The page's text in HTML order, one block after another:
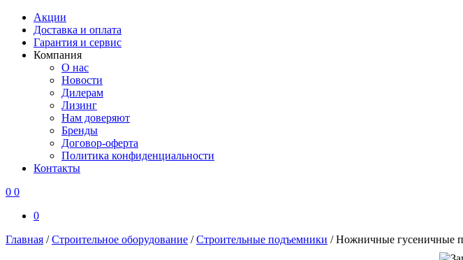
Акции
Доставка и оплата
Гарантия и сервис
Компания
О нас
Новости
Дилерам
Лизинг
Нам доверяют
Бренды
Договор-оферта
Политика конфиденциальности
Контакты
0 0
0
Главная /Строительное оборудование /Строительные подъемники /Ножничные гусеничные